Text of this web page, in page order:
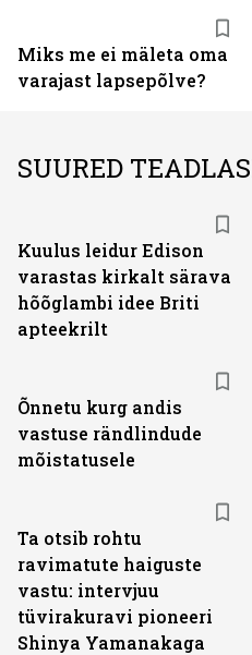
Miks me ei mäleta oma
varajast lapsepõlve?
SUURED
Kuulus leidur Edison
varastas kirkalt särava
hõõglambi idee Briti
apteekrilt
Õnnetu kurg andis
vastuse rändlindude
mõistatusele
Ta otsib rohtu
ravimatute haiguste
vastu: intervjuu
tüvirakuravi pioneeri
Shinya Yamanakaga